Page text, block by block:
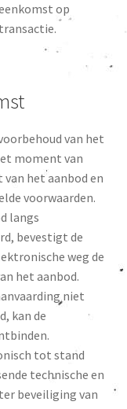
op
van het
moment van
het aanbod en
voorwaarden.
langs
bevestigt de
weg de
het aanbod.
niet
kan de
tot stand
technische en
beveiliging van